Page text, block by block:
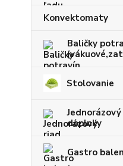
Konvektomaty
Baličky
Stolovanie
doplnky
Gastro